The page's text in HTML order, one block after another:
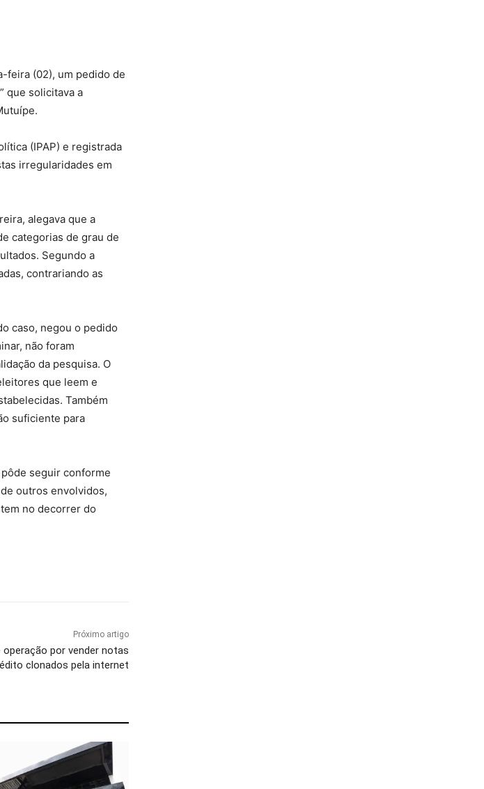
feira (02), um pedido de
que solicitava a
(IPAP) e registrada
irregularidades em
alegava que a
categorias de grau de
Segundo a
contrariando as
caso, negou o pedido
não foram
da pesquisa. O
que leem e
Também
suficiente para
seguir conforme
outros envolvidos,
no decorrer do
Próximo artigo
operação por vender notas
clonados pela internet